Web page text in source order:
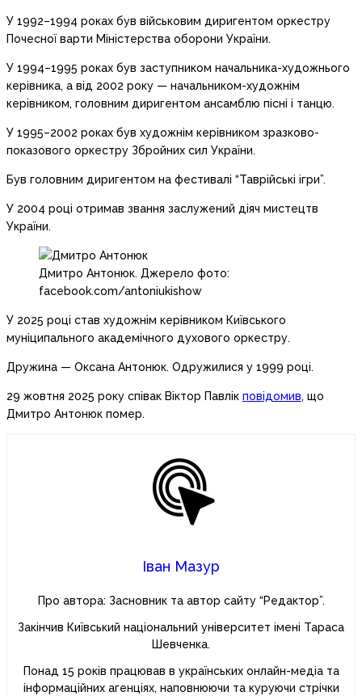
У 1992–1994 роках був військовим диригентом оркестру
Почесної варти Міністерства оборони України.
У 1994–1995 роках був заступником начальника-художнього
керівника, а від 2002 року — начальником-художнім
керівником, головним диригентом ансамблю пісні і танцю.
У 1995–2002 роках був художнім керівником зразково-
показового оркестру Збройних сил України.
Був головним диригентом на фестивалі “Таврійські ігри”.
У 2004 році отримав звання заслужений діяч мистецтв
України.
Дмитро Антонюк. Джерело фото:
facebook.com/antoniukishow
У 2025 році став художнім керівником Київського
муніципального академічного духового оркестру.
Дружина — Оксана Антонюк. Одружилися у 1999 році.
29 жовтня 2025 року співак Віктор Павлік повідомив, що
Дмитро Антонюк помер.
Іван Мазур
Про автора: Засновник та автор сайту “Редактор”.
Закінчив Київський національний університет імені Тараса
Шевченка.
Понад 15 років працював в українських онлайн-медіа та
інформаційних агенціях, наповнюючи та куруючи стрічки